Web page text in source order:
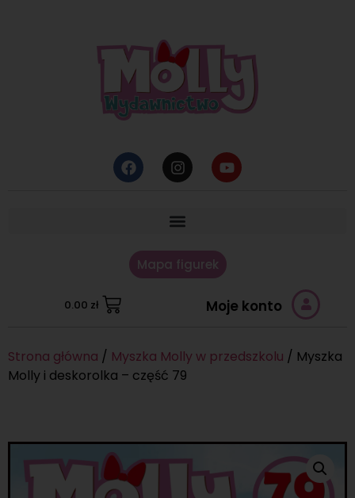
Mapa figurek
0.00 zł Moje konto
Strona główna / Myszka Molly w przedszkolu / Myszka
Molly i deskorolka – część 79